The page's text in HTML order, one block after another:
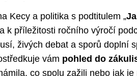
Kecy a politika s podtitulem „
k příležitosti ročního výročí
živých debat a sporů doplní
vám pohled do
co spolu zažili nebo jak